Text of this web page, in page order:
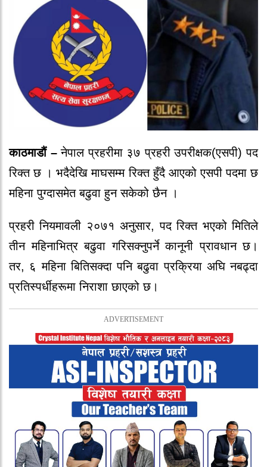
काठमाडौं –नेपाल प्रहरीमा ३७ प्रहरी उपरीक्षक(एसपी) पद
रिक्त छ । भदैदेखि माघसम्म रिक्त हुँदै आएको एसपी पदमा छ
महिना पुग्दासमेत बढुवा हुन सकेको छैन ।
प्रहरी नियमावली २०७१ अनुसार, पद रिक्त भएको मितिले
तीन महिनाभित्र बढुवा गरिसक्नुपर्ने कानूनी प्रावधान छ।
तर, ६ महिना बितिसक्दा पनि बढुवा प्रक्रिया अघि नबढ्दा
प्रतिस्पर्धीहरूमा निराशा छाएको छ।